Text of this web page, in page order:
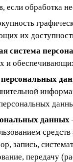
если обработка
их
система
и
данных
средств
запись,
передачу